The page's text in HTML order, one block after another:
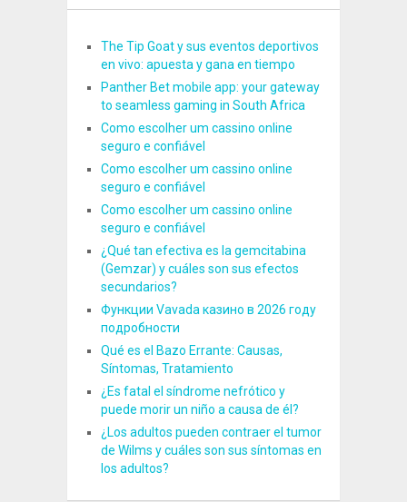
The Tip Goat y sus eventos deportivos
en vivo: apuesta y gana en tiempo
Panther Bet mobile app: your gateway
to seamless gaming in South Africa
Como escolher um cassino online
seguro e confiável
Como escolher um cassino online
seguro e confiável
Como escolher um cassino online
seguro e confiável
¿Qué tan efectiva es la gemcitabina
(Gemzar) y cuáles son sus efectos
secundarios?
Функции Vavada казино в 2026 году
подробности
Qué es el Bazo Errante: Causas,
Síntomas, Tratamiento
¿Es fatal el síndrome nefrótico y
puede morir un niño a causa de él?
¿Los adultos pueden contraer el tumor
de Wilms y cuáles son sus síntomas en
los adultos?